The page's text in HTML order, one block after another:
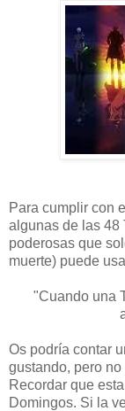
Para cumplir con
algunas de las 48
poderosas que
muerte) puede
"Cuando una
Os podría contar
gustando, pero
Recordar que
Domingos. Si la